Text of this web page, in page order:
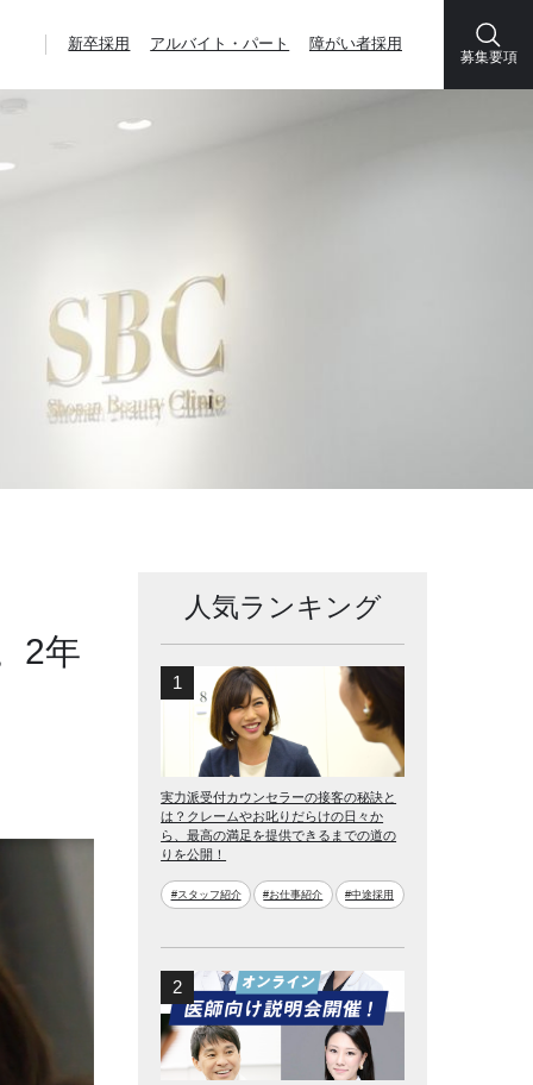
新卒採用 アルバイト・パート 障がい者採用
募集要項
2年
人気ランキング
実力派受付カウンセラーの接客の秘訣と
は？クレームやお叱りだらけの日々か
ら、最高の満足を提供できるまでの道の
りを公開！
#スタッフ紹介 #お仕事紹介 #中途採用